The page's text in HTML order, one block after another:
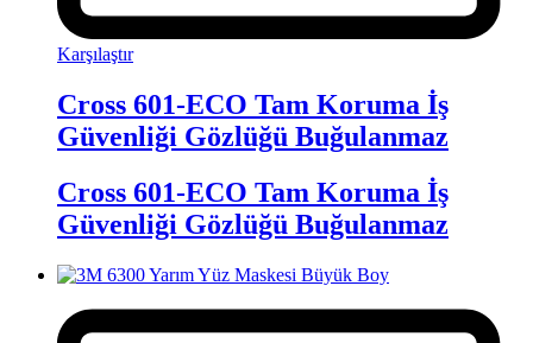
Karşılaştır
Cross 601-ECO Tam Koruma İş
Güvenliği Gözlüğü Buğulanmaz
Cross 601-ECO Tam Koruma İş
Güvenliği Gözlüğü Buğulanmaz